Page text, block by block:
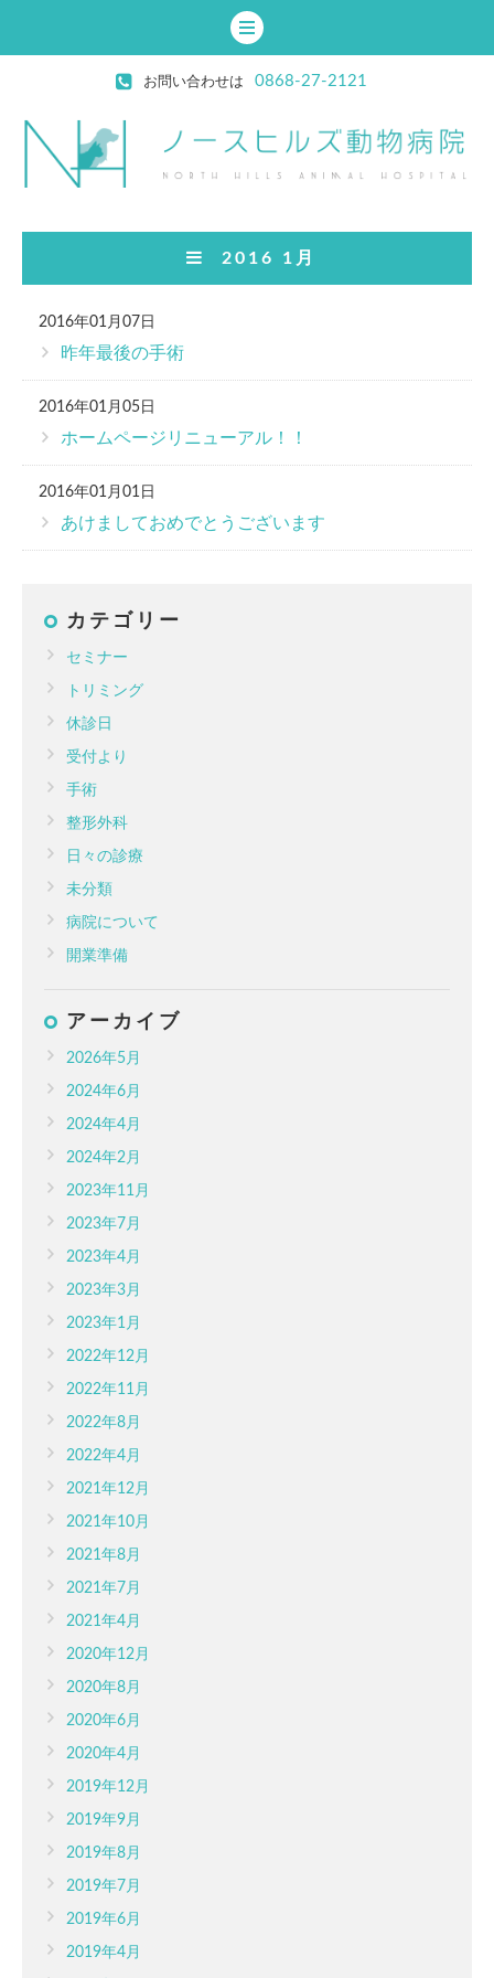
お問い合わせは 0868-27-2121
2016 1月
2016年01月07日
昨年最後の手術
2016年01月05日
ホームページリニューアル！！
2016年01月01日
あけましておめでとうございます
カテゴリー
セミナー
トリミング
休診日
受付より
手術
整形外科
日々の診療
未分類
病院について
開業準備
アーカイブ
2026年5月
2024年6月
2024年4月
2024年2月
2023年11月
2023年7月
2023年4月
2023年3月
2023年1月
2022年12月
2022年11月
2022年8月
2022年4月
2021年12月
2021年10月
2021年8月
2021年7月
2021年4月
2020年12月
2020年8月
2020年6月
2020年4月
2019年12月
2019年9月
2019年8月
2019年7月
2019年6月
2019年4月